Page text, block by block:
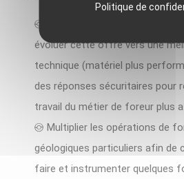
évoluer cette offre vers une
technique (matériel plus
des réponses sécuritaires pour
travail du métier de foreur plus
Multiplier les opérations de
géologiques particuliers afin de
faire et instrumenter quelques
Politique de